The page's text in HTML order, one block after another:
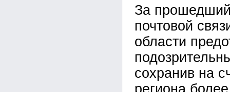
За
почтовой
области
сохранив на
региона